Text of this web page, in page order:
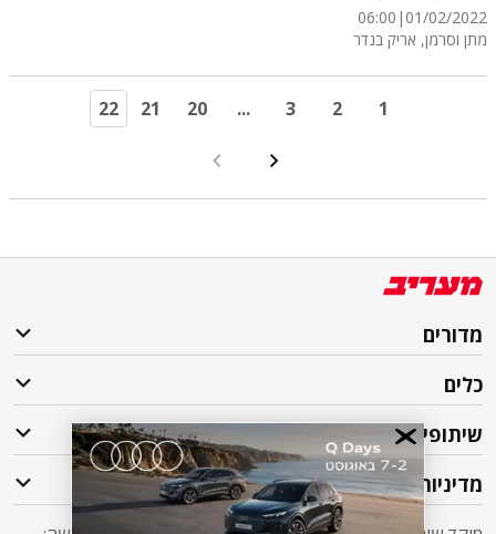
01/02/2022
|
06:00
מתן וסרמן, אריק בנדר
22 21 20 ... 3 2 1
מדורים
כלים
שיתופי פעולה
מדיניות